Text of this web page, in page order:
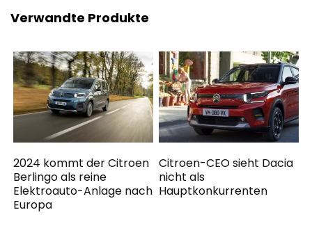
Verwandte Produkte
2024 kommt der Citroen
Berlingo als reine
Elektroauto-Anlage nach
Europa
Citroen-CEO sieht Dacia
nicht als
Hauptkonkurrenten